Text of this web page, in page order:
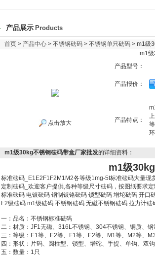
产品展示 Products
首页> 产品中心> 不锈钢砝码> 不锈钢单只砝码> m1级
m1
点击放大
产品型号：
产品报价：
产品特点：
m1级30kg不锈钢砝码带盒厂家批发的详细资料：
m1级
标准砝码_E1E2F1F2M1M2各等级1mg-5t标准砝码大量现
定制砝码_欢迎客户提供,各种等级尺寸砝码，按图纸要求定
标准砝码 电镀砝码 钢制镀铬砝码 锁型砝码 增坨砝码 开
F2级砝码 m1级砝码 不锈钢砝码 无磁不锈钢砝码 拉力计砝
一：品名：不锈钢标准砝码
二：材质：JF1无磁、316L不锈钢、304不锈钢、铜质、钢
三：等级：E1等、E2等、F1等、E2等、M1等、M2等、
四：形状：片码、圆柱型、锁型、增砣、手提、单钩、双
五：数量：1只